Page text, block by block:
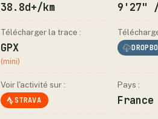
38.8d+/km 9'27" /
Télécharger la trace :
GPX
(mini)
Voir l'activité sur :
STRAVA
Pays :
France